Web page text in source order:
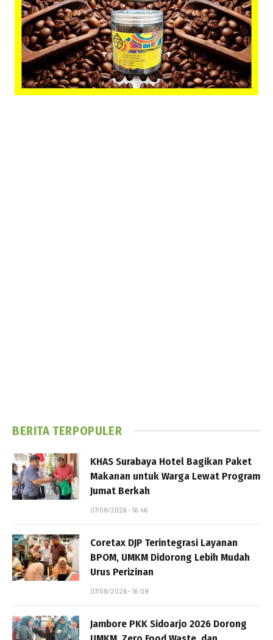
BERITA TERPOPULER
KHAS Surabaya Hotel Bagikan Paket
Makanan untuk Warga Lewat Program
Jumat Berkah
07/08/2026 - 16:46
Coretax DJP Terintegrasi Layanan
BPOM, UMKM Didorong Lebih Mudah
Urus Perizinan
07/08/2026 - 16:09
Jambore PKK Sidoarjo 2026 Dorong